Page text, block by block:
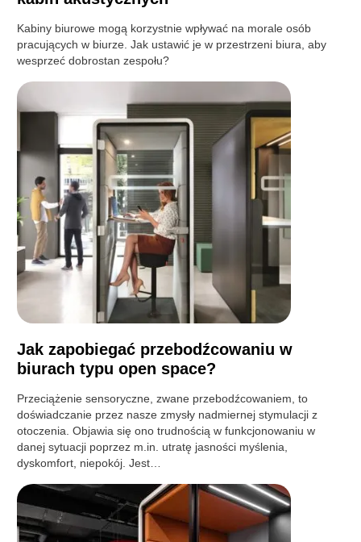
Kabiny biurowe mogą korzystnie wpływać na morale osób
pracujących w biurze. Jak ustawić je w przestrzeni biura, aby
wesprzeć dobrostan zespołu?
Jak zapobiegać przebodźcowaniu w
biurach typu open space?
Przeciążenie sensoryczne, zwane przebodźcowaniem, to
doświadczanie przez nasze zmysły nadmiernej stymulacji z
otoczenia. Objawia się ono trudnością w funkcjonowaniu w
danej sytuacji poprzez m.in. utratę jasności myślenia,
dyskomfort, niepokój. Jest…